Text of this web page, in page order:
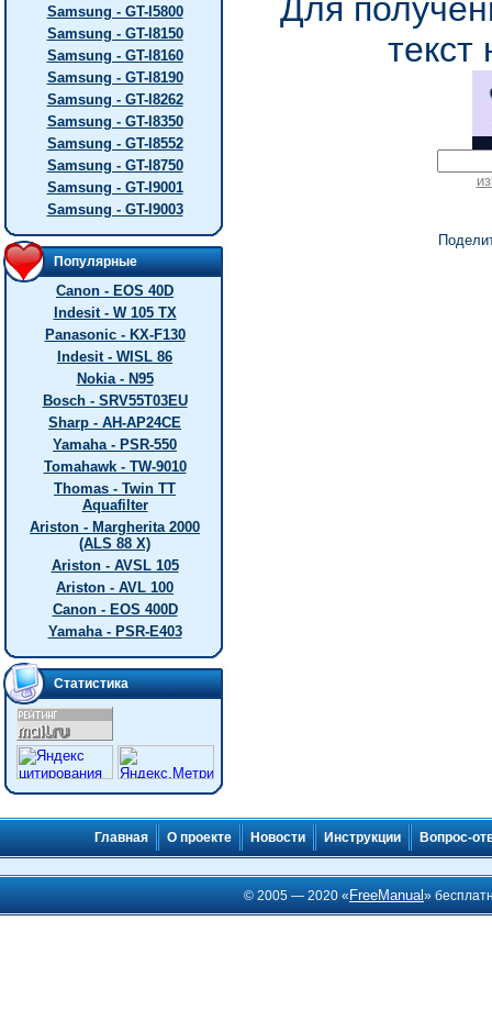
Samsung - GT-I5800
Samsung - GT-I8150
Samsung - GT-I8160
Samsung - GT-I8190
Samsung - GT-I8262
Samsung - GT-I8350
Samsung - GT-I8552
Samsung - GT-I8750
Samsung - GT-I9001
Samsung - GT-I9003
Популярные
Canon - EOS 40D
Indesit - W 105 TX
Panasonic - KX-F130
Indesit - WISL 86
Nokia - N95
Bosch - SRV55T03EU
Sharp - AH-AP24CE
Yamaha - PSR-550
Tomahawk - TW-9010
Thomas - Twin TT
Aquafilter
Ariston - Margherita 2000
(ALS 88 X)
Ariston - AVSL 105
Ariston - AVL 100
Canon - EOS 400D
Yamaha - PSR-E403
Статистика
Для
текст
Главная О проекте Новости Инструкции Вопрос-
© 2005 — 2020 « FreeManual»